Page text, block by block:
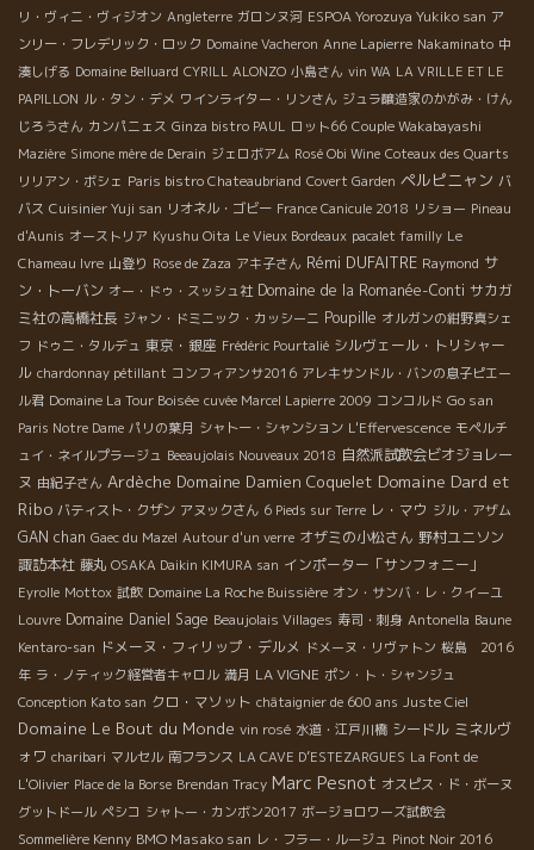
リ・ヴィニ・ヴィジオン Angleterre ガロンヌ河 ESPOA Yorozuya Yukiko san ア
ンリー・フレデリック・ロック Domaine Vacheron Anne Lapierre Nakaminato 中
湊しげる Domaine Belluard CYRILL ALONZO 小島さん vin WA LA VRILLE ET LE
PAPILLON ル・タン・デメ ワインライター・リンさん ジュラ醸造家のかがみ・けん
じろうさん カンパニェス Ginza bistro PAUL ロット66 Couple Wakabayashi
Mazière Simone mère de Derain ジェロボアム Rosé Obi Wine Coteaux des Quarts
リリアン・ボシェ Paris bistro Chateaubriand Covert Garden ペルピニャン バ
バス Cuisinier Yuji san リオネル・ゴビー France Canicule 2018 リショー Pineau
d'Aunis オーストリア Kyushu Oita Le Vieux Bordeaux pacalet familly Le
Chameau Ivre 山登り Rose de Zaza アキ子さん Rémi DUFAITRE Raymond サ
ン・トーバン オー・ドゥ・スッシュ社 Domaine de la Romanée-Conti サカガ
ミ社の高橋社長 ジャン・ドミニック・カッシーニ Poupille オルガンの紺野真シェ
フ ドゥニ・タルデュ 東京・銀座 Frédéric Pourtalié シルヴェール・トリシャー
ル chardonnay pétillant コンフィアンサ2016 アレキサンドル・バンの息子ピエー
ル君 Domaine La Tour Boisée cuvée Marcel Lapierre 2009 コンコルド Go san
Paris Notre Dame パリの葉月 シャトー・シャンション L'Effervescence モペルチ
ュイ・ネイルプラージュ Beeaujolais Nouveaux 2018 自然派試飲会ビオジョレー
ヌ 由紀子さん Ardèche Domaine Damien Coquelet Domaine Dard et
Ribo バティスト・クザン アヌックさん 6 Pieds sur Terre レ・マウ ジル・アザム
GAN chan Gaec du Mazel Autour d'un verre オザミの小松さん 野村ユニソン
諏訪本社 藤丸 OSAKA Daikin KIMURA san インポーター「サンフォニー」
Eyrolle Mottox 試飲 Domaine La Roche Buissière オン・サンバ・レ・クイーユ
Louvre Domaine Daniel Sage Beaujolais Villages 寿司・刺身 Antonella Baune
Kentaro-san ドメーヌ・フィリップ・デルメ ドメーヌ・リヴァトン 桜島 2016
年 ラ・ノティック経営者キャロル 満月 LA VIGNE ポン・ト・シャンジュ
Conception Kato san クロ・マソット châtaignier de 600 ans Juste Ciel
Domaine Le Bout du Monde vin rosé 水道・江戸川橋 シードル ミネルヴ
ォワ charibari マルセル 南フランス LA CAVE D’ESTEZARGUES La Font de
L'Olivier Place de la Borse Brendan Tracy Marc Pesnot オスピス・ド・ボーヌ
グットドール ペシコ シャトー・カンボン2017 ボージョロワーズ試飲会
Sommelière Kenny BMO Masako san レ・フラー・ルージュ Pinot Noir 2016